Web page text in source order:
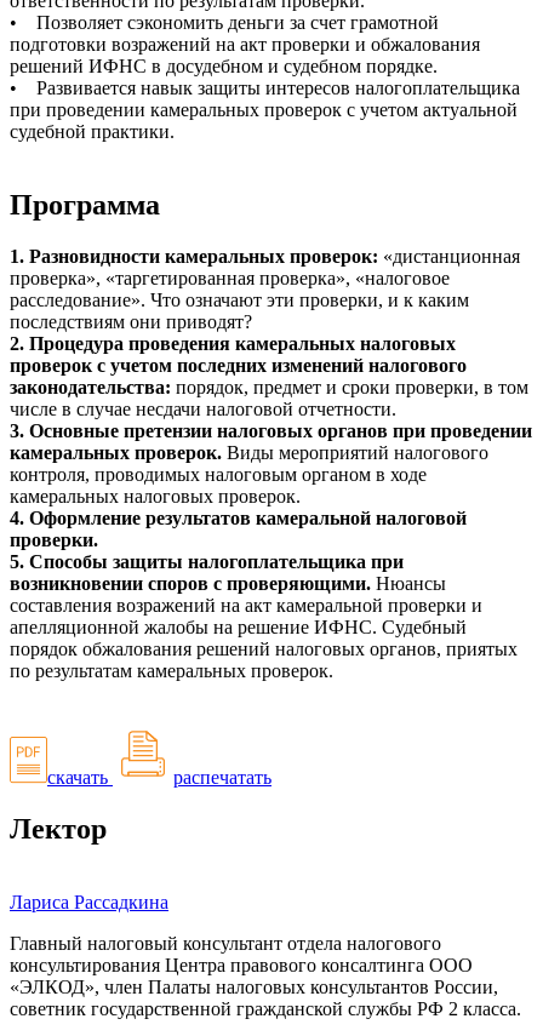
• Позволяет сэкономить деньги за счет грамотной
подготовки возражений на акт проверки и обжалования
решений ИФНС в досудебном и судебном порядке.
• Развивается навык защиты интересов налогоплательщика
при проведении камеральных проверок с учетом актуальной
судебной практики.
Программа
1. Разновидности камеральных проверок: «дистанционная
проверка», «таргетированная проверка», «налоговое
расследование». Что означают эти проверки, и к каким
последствиям они приводят?
2. Процедура проведения камеральных налоговых
проверок с учетом последних изменений налогового
законодательства: порядок, предмет и сроки проверки, в том
числе в случае несдачи налоговой отчетности.
3. Основные претензии налоговых органов при проведении
камеральных проверок. Виды мероприятий налогового
контроля, проводимых налоговым органом в ходе
камеральных налоговых проверок.
4. Оформление результатов камеральной налоговой
проверки.
5. Способы защиты налогоплательщика при
возникновении споров с проверяющими. Нюансы
составления возражений на акт камеральной проверки и
апелляционной жалобы на решение ИФНС. Судебный
порядок обжалования решений налоговых органов, приятых
по результатам камеральных проверок.
скачать распечатать
Лектор
Лариса Рассадкина
Главный налоговый консультант отдела налогового
консультирования Центра правового консалтинга ООО
«ЭЛКОД», член Палаты налоговых консультантов России,
советник государственной гражданской службы РФ 2 класса.